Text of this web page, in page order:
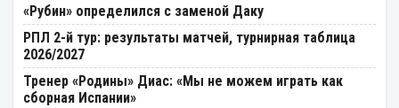
«Рубин» определился с заменой Даку
РПЛ 2-й тур: результаты матчей, турнирная таблица
2026/2027
Тренер «Родины» Диас: «Мы не можем играть как
сборная Испании»